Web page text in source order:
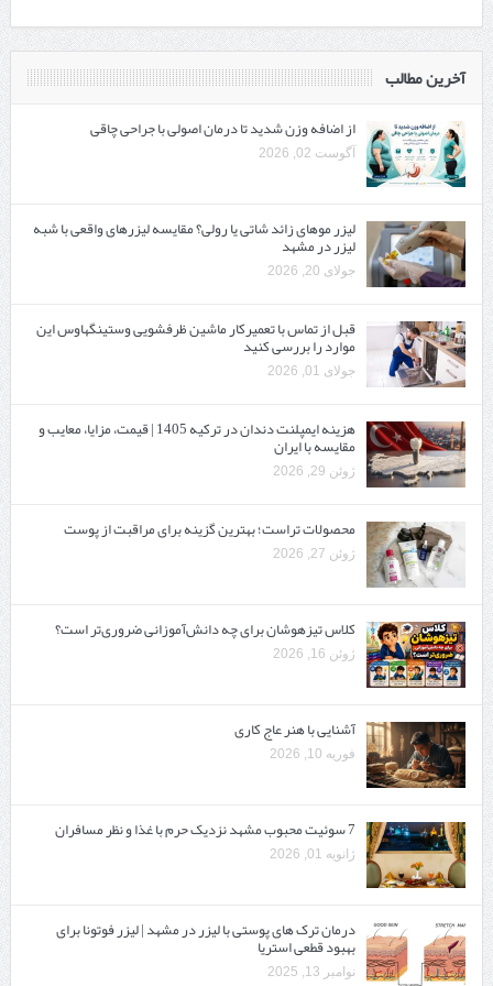
آخرین مطالب
از اضافه وزن شدید تا درمان اصولی با جراحی چاقی
آگوست 02, 2026
لیزر موهای زائد شاتی یا رولی؟ مقایسه لیزرهای واقعی با شبه‌
لیزر در مشهد
جولای 20, 2026
قبل از تماس با تعمیرکار ماشین ظرفشویی وستینگهاوس این
موارد را بررسی کنید
جولای 01, 2026
هزینه ایمپلنت دندان در ترکیه 1405 | قیمت، مزایا، معایب و
مقایسه با ایران
ژوئن 29, 2026
محصولات تراست؛ بهترین گزینه برای مراقبت از پوست
ژوئن 27, 2026
کلاس تیزهوشان برای چه دانش‌آموزانی ضروری‌تر است؟
ژوئن 16, 2026
آشنایی با هنر عاج کاری
فوریه 10, 2026
7 سوئیت محبوب مشهد نزدیک حرم با غذا و نظر مسافران
ژانویه 01, 2026
درمان ترک های پوستی با لیزر در مشهد | لیزر فوتونا برای
بهبود قطعی استریا
نوامبر 13, 2025